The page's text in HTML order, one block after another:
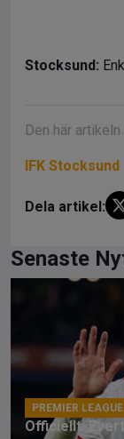
Stocksund:
Den här
IFK Stocksund
Dela artikel:
Senaste
PREMIER LEAGUE
Officiellt: